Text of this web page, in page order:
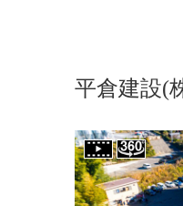
平倉建設(